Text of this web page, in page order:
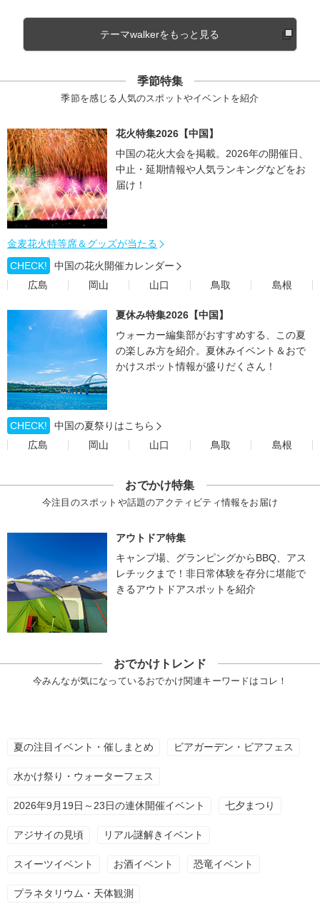
テーマwalkerをもっと見る
季節特集
季節を感じる人気のスポットやイベントを紹介
花火特集2026【中国】
中国の花火大会を掲載。2026年の開催日、
中止・延期情報や人気ランキングなどをお
届け！
金麦花火特等席＆グッズが当たる
CHECK!
中国の花火開催カレンダー
広島
岡山 山口 鳥取 島根
夏休み特集2026【中国】
ウォーカー編集部がおすすめする、この夏
の楽しみ方を紹介。夏休みイベント＆おで
かけスポット情報が盛りだくさん！
CHECK!
中国の夏祭りはこちら
広島
岡山 山口 鳥取 島根
おでかけ特集
今注目のスポットや話題のアクティビティ情報をお届け
アウトドア特集
キャンプ場、グランピングからBBQ、アス
レチックまで！非日常体験を存分に堪能で
きるアウトドアスポットを紹介
おでかけトレンド
今みんなが気になっているおでかけ関連キーワードはコレ！
夏の注目イベント・催しまとめ ビアガーデン・ビアフェス
水かけ祭り・ウォーターフェス
2026年9月19日～23日の連休開催イベント 七夕まつり
アジサイの見頃 リアル謎解きイベント
スイーツイベント お酒イベント 恐竜イベント
プラネタリウム・天体観測